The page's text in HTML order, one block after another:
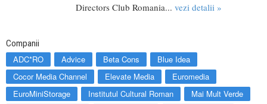
Directors Club Romania... vezi detalii »
Companii
ADC*RO Advice Beta Cons
Blue Idea
Cocor Media Channel
Elevate Media
Euromedia
EuroMiniStorage
Institutul Cultural Roman
Mai Mult Verde